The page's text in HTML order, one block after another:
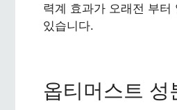
력계 효과가 오래전 부
있습니다.
옵티머스트 성